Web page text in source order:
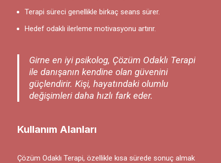
Terapi süreci genellikle birkaç seans sürer.
Hedef odaklı ilerleme motivasyonu artırır.
Girne en iyi psikolog, Çözüm Odaklı Terapi
ile danışanın kendine olan güvenini
güçlendirir. Kişi, hayatındaki olumlu
değişimleri daha hızlı fark eder.
Kullanım Alanları
Çözüm Odaklı Terapi, özellikle kısa sürede sonuç almak